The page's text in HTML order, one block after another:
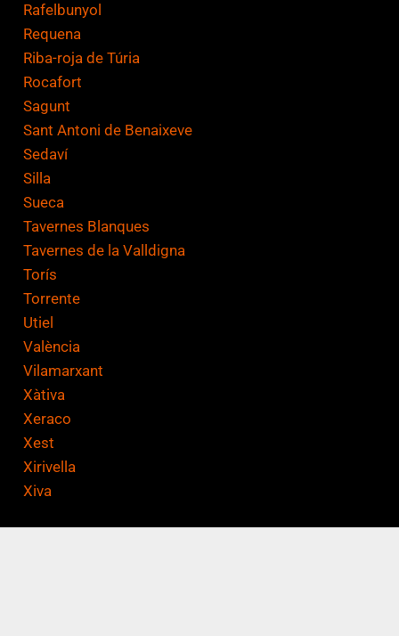
Rafelbunyol
Requena
Riba-roja de Túria
Rocafort
Sagunt
Sant Antoni de Benaixeve
Sedaví
Silla
Sueca
Tavernes Blanques
Tavernes de la Valldigna
Torís
Torrente
Utiel
València
Vilamarxant
Xàtiva
Xeraco
Xest
Xirivella
Xiva